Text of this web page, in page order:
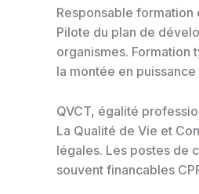
Responsable
Pilote du plan de
organismes. Formation
la montée en
QVCT, égalité
La Qualité de Vie et
légales. Les postes de
souvent financables